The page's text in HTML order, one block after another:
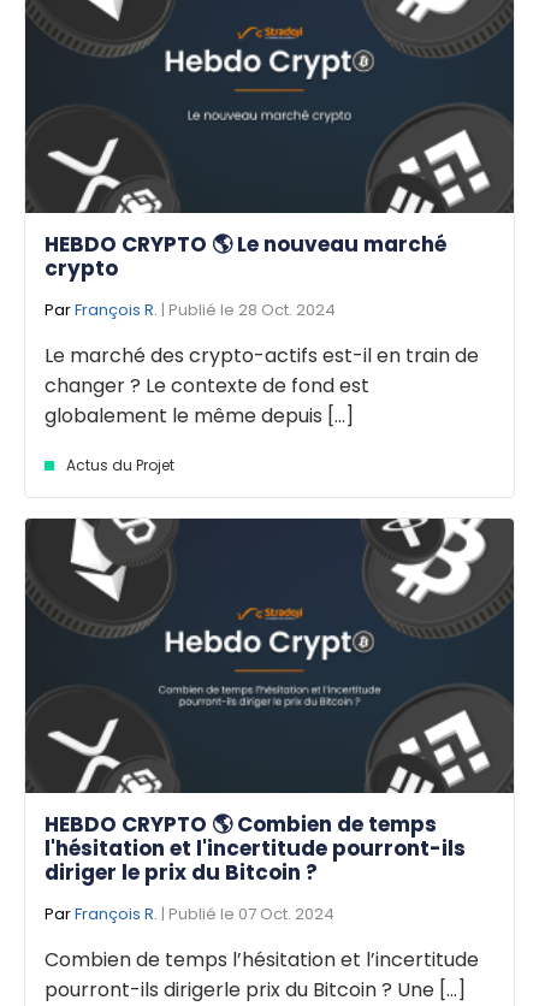
HEBDO CRYPTO 🌎 Le nouveau marché
crypto
ParFrançois R. | Publié le 28 Oct. 2024
Le marché des crypto-actifs est-il en train de
changer ? Le contexte de fond est
globalement le même depuis [...]
Actus du Projet
HEBDO CRYPTO 🌎 Combien de temps
l'hésitation et l'incertitude pourront-ils
diriger le prix du Bitcoin ?
ParFrançois R. | Publié le 07 Oct. 2024
Combien de temps l’hésitation et l’incertitude
pourront-ils dirigerle prix du Bitcoin ? Une [...]